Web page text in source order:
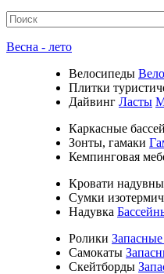
Весна - лето
Велосипеды
Плитки
Дайвинг Ласты
Каркасные
Зонты, гамаки
Кемпинговая
Кровати
Cумки
Надувка
Ролики Запасные
Самокаты
Скейтборды